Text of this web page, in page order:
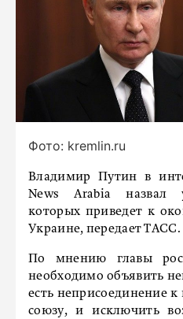
Фото: kremlin.ru
Владимир Путин в
News Arabia назвал
которых приведет к
Украине, передает ТАСС.
По мнению главы
необходимо объявить
есть неприсоединение
союзу, и исключить